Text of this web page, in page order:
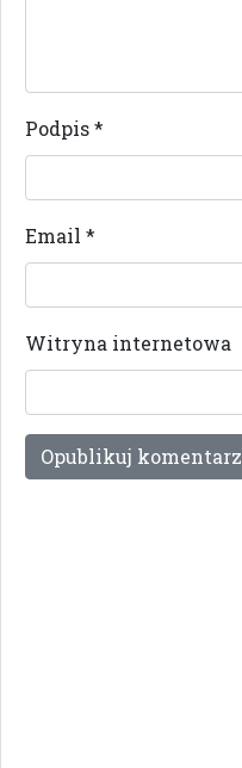
Podpis*
Email *
Witryna internetowa